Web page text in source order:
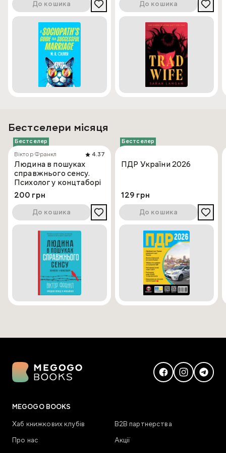
До кошика До кошика
Бестселери місяця
Бестселер
Віктор Франкл
4.37
Людина в пошуках
справжнього сенсу.
Психолог у концтаборі
200 грн
До кошика
Бестселер
ПДР України 2026
129 грн
До кошика
MEGOGO BOOKS
Хаб книжкових клубів
В2В партнерства
Про нас
Акції